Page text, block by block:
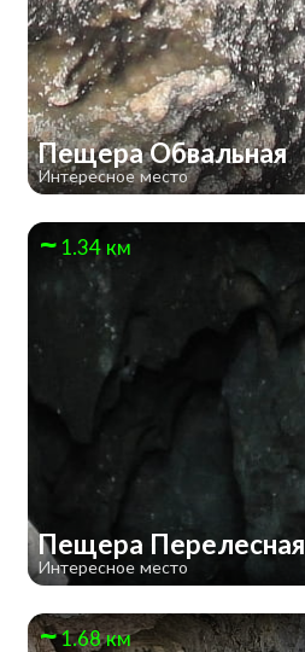
Пещера Обвальная
Интересное место
1.34 км
Пещера Перелесная
Интересное место
1.68 км